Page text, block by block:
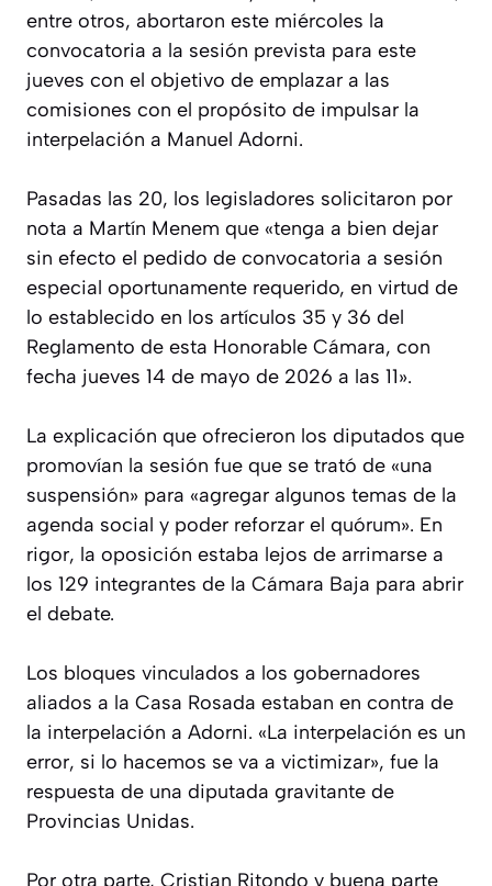
entre otros, abortaron este miércoles la
convocatoria a la sesión prevista para este
jueves con el objetivo de emplazar a las
comisiones con el propósito de impulsar la
interpelación a Manuel Adorni.
Pasadas las 20, los legisladores solicitaron por
nota a Martín Menem que «tenga a bien dejar
sin efecto el pedido de convocatoria a sesión
especial oportunamente requerido, en virtud de
lo establecido en los artículos 35 y 36 del
Reglamento de esta Honorable Cámara, con
fecha jueves 14 de mayo de 2026 a las 11».
La explicación que ofrecieron los diputados que
promovían la sesión fue que se trató de «una
suspensión» para «agregar algunos temas de la
agenda social y poder reforzar el quórum». En
rigor, la oposición estaba lejos de arrimarse a
los 129 integrantes de la Cámara Baja para abrir
el debate.
Los bloques vinculados a los gobernadores
aliados a la Casa Rosada estaban en contra de
la interpelación a Adorni. «La interpelación es un
error, si lo hacemos se va a victimizar», fue la
respuesta de una diputada gravitante de
Provincias Unidas.
Por otra parte, Cristian Ritondo y buena parte